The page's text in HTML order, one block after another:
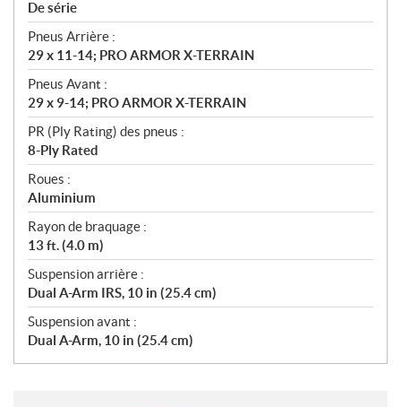
De série
Pneus Arrière :
29 x 11-14; PRO ARMOR X-TERRAIN
Pneus Avant :
29 x 9-14; PRO ARMOR X-TERRAIN
PR (Ply Rating) des pneus :
8-Ply Rated
Roues :
Aluminium
Rayon de braquage :
13 ft. (4.0 m)
Suspension arrière :
Dual A-Arm IRS, 10 in (25.4 cm)
Suspension avant :
Dual A-Arm, 10 in (25.4 cm)